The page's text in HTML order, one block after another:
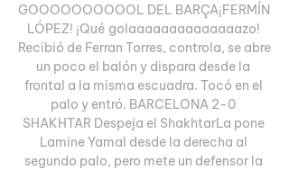
GOOOOOOOOOOL DEL BARÇA¡FERMÍN
LÓPEZ! ¡Qué golaaaaaaaaaaaaaazo!
Recibió de Ferran Torres, controla, se abre
un poco el balón y dispara desde la
frontal a la misma escuadra. Tocó en el
palo y entró. BARCELONA 2-0
SHAKHTAR Despeja el ShakhtarLa pone
Lamine Yamal desde la derecha al
segundo palo, pero mete un defensor la